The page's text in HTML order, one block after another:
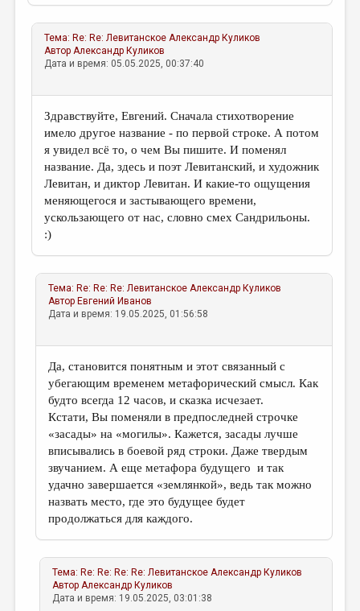
Тема: Re: Re: ЛевитанскоеАлександр Куликов
АвторАлександр Куликов
Дата и время: 05.05.2025, 00:37:40
Здравствуйте, Евгений. Сначала стихотворение
имело другое название - по первой строке. А потом
я увидел всё то, о чем Вы пишите. И поменял
название. Да, здесь и поэт Левитанский, и художник
Левитан, и диктор Левитан. И какие-то ощущения
меняющегося и застывающего времени,
ускользающего от нас, словно смех Сандрильоны.
:)
Тема: Re: Re: Re: ЛевитанскоеАлександр Куликов
Автор Евгений Иванов
Дата и время: 19.05.2025, 01:56:58
Да, становится понятным и этот связанный с
убегающим временем метафорический смысл. Как
будто всегда 12 часов, и сказка исчезает.
Кстати, Вы поменяли в предпоследней строчке
«засады» на «могилы». Кажется, засады лучше
вписывались в боевой ряд строки. Даже твердым
звучанием. А еще метафора будущего и так
удачно завершается «землянкой», ведь так можно
назвать место, где это будущее будет
продолжаться для каждого.
Тема: Re: Re: Re: Re: ЛевитанскоеАлександр Куликов
АвторАлександр Куликов
Дата и время: 19.05.2025, 03:01:38